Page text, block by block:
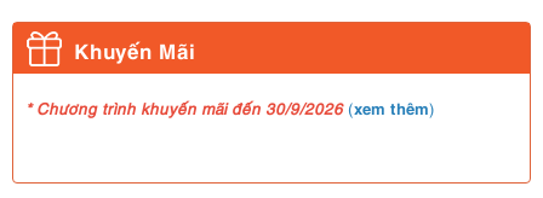
Khuyến Mãi
* Chương trình khuyến mãi đến 30/9/2026 (xem thêm)